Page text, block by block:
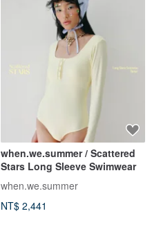
when.we.summer / Scattered
Stars Long Sleeve Swimwear
when.we.summer
NT$ 2,441